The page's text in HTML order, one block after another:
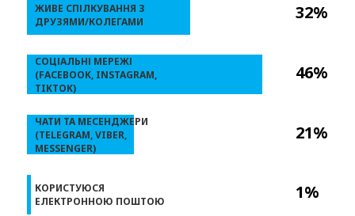
32%
46%
21%
1%
ЖИВЕ СПІЛКУВАННЯ З
ДРУЗЯМИ/КОЛЕГАМИ
СОЦІАЛЬНІ МЕРЕЖІ
(FACEBOOK, INSTAGRAM,
TIKTOK)
ЧАТИ ТА МЕСЕНДЖЕРИ
(TELEGRAM, VIBER,
MESSENGER)
КОРИСТУЮСЯ
ЕЛЕКТРОННОЮ ПОШТОЮ